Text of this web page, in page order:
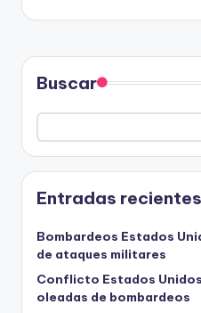
Buscar
Entradas recientes
Bombardeos Estados
de ataques militares
Conflicto Estados
oleadas de bombardeos